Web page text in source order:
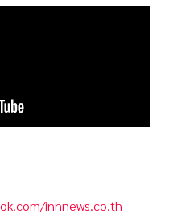
innnews.co.th